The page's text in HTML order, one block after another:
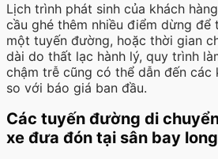
Lịch trình phát sinh của khách
cầu ghé thêm nhiều điểm dừng để
một tuyến đường, hoặc thời gian
dài do thất lạc hành lý, quy trình
chậm trễ cũng có thể dẫn đến các
so với báo giá ban đầu.
Các tuyến đường di
xe đưa đón tại sân bay